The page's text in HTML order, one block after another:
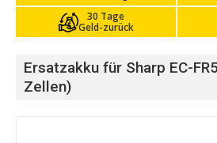
30 Tage
Geld-zurück
Ersatzakku für Sharp EC-
Zellen)